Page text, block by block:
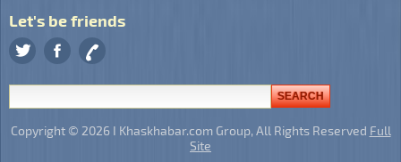
Let's be friends
Copyright © 2026 I Khaskhabar.com Group, All Rights Reserved Full
Site